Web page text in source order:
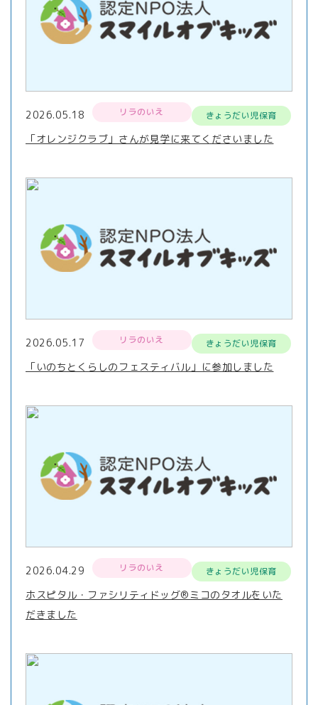
2026.05.18 リラのいえ きょうだい児保育
「オレンジクラブ」さんが見学に来てくださいました
2026.05.17 リラのいえ きょうだい児保育
「いのちとくらしのフェスティバル」に参加しました
2026.04.29 リラのいえ きょうだい児保育
ホスピタル・ファシリティドッグ®ミコのタオルをいた
だきました